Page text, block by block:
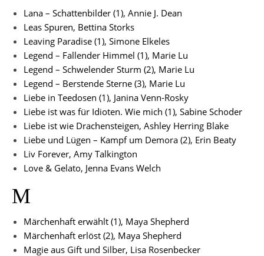
Lana – Schattenbilder (1), Annie J. Dean
Leas Spuren, Bettina Storks
Leaving Paradise (1), Simone Elkeles
Legend – Fallender Himmel (1), Marie Lu
Legend – Schwelender Sturm (2), Marie Lu
Legend – Berstende Sterne (3), Marie Lu
Liebe in Teedosen (1), Janina Venn-Rosky
Liebe ist was für Idioten. Wie mich (1), Sabine Schoder
Liebe ist wie Drachensteigen, Ashley Herring Blake
Liebe und Lügen – Kampf um Demora (2), Erin Beaty
Liv Forever, Amy Talkington
Love & Gelato, Jenna Evans Welch
M
Märchenhaft erwählt (1), Maya Shepherd
Märchenhaft erlöst (2), Maya Shepherd
Magie aus Gift und Silber, Lisa Rosenbecker